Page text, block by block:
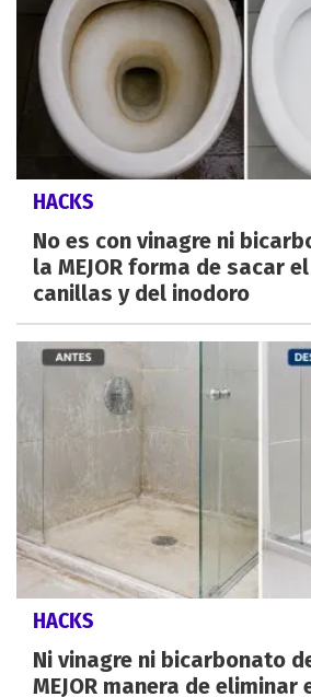
HACKS
No es con vinagre ni
la MEJOR forma de sacar
canillas y del inodoro
HACKS
Ni vinagre ni bicarbonato
MEJOR manera de